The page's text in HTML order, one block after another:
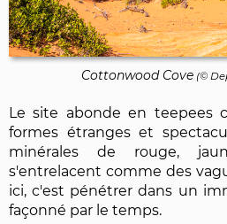
Cottonwood Cove(©
Le site abonde en teepees
formes étranges et
minérales de rouge,
s'entrelacent comme des
ici, c'est pénétrer dans un
façonné par le temps.